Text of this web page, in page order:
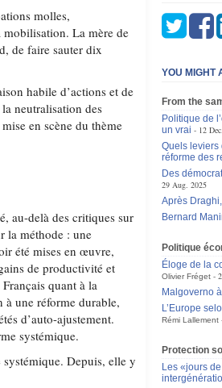
molles,
mobilisation. La mère de
de faire sauter dix
habile d’actions et de
neutralisation des
en scène du thème
au-delà des critiques sur
la méthode : une
été mises en œuvre,
de productivité et
quant à la
à une réforme durable,
d’auto-ajustement.
systémique.
Depuis, elle y
YOU MIGHT
From the
Politique de
un vrai
12
Quels leviers
réforme des
Des
29 Aug. 2025
Après
Bernard
Politique
Éloge de la
Olivier Fréget
Malgoverno
L’Europe
Rémi Lallement
Protection
Les «jours